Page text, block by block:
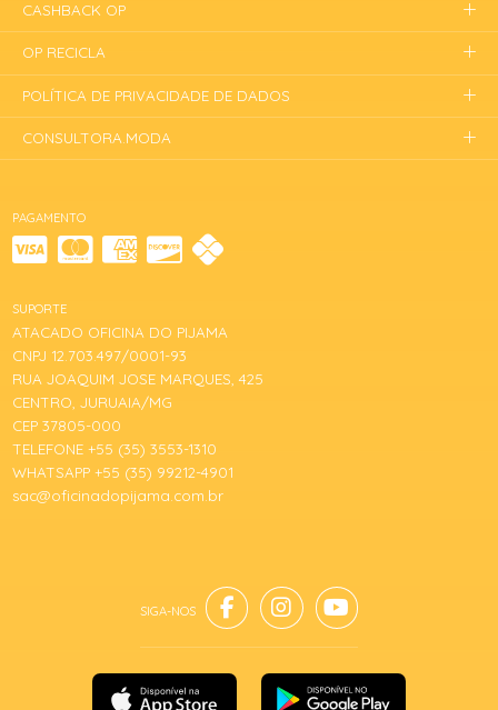
PAGAMENTO
SUPORTE
ATACADO OFICINA DO PIJAMA
CNPJ 12.703.497/0001-93
RUA JOAQUIM JOSE MARQUES, 425
CENTRO, JURUAIA/MG
CEP 37805-000
TELEFONE +55 (35) 3553-1310
WHATSAPP +55 (35) 99212-4901
sac@oficinadopijama.com.br
CASHBACK OP
OP RECICLA
POLÍTICA DE PRIVACIDADE DE DADOS
CONSULTORA.MODA